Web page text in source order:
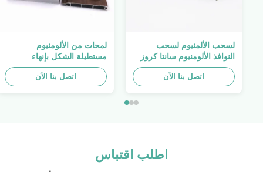
لسحب الألمنيوم لسحب
النوافذ الألومنيوم سانتا كروز
بوليفيا لمحات Alu
اتصل بنا الآن
لمحات من الألومنيوم
مستطيلة الشكل بإنهاء
الخشب 4040 ملف بثق
ألومنيوم
اتصل بنا الآن
اطلب اقتباس